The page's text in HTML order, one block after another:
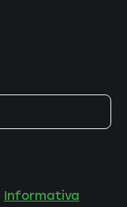
Informativa